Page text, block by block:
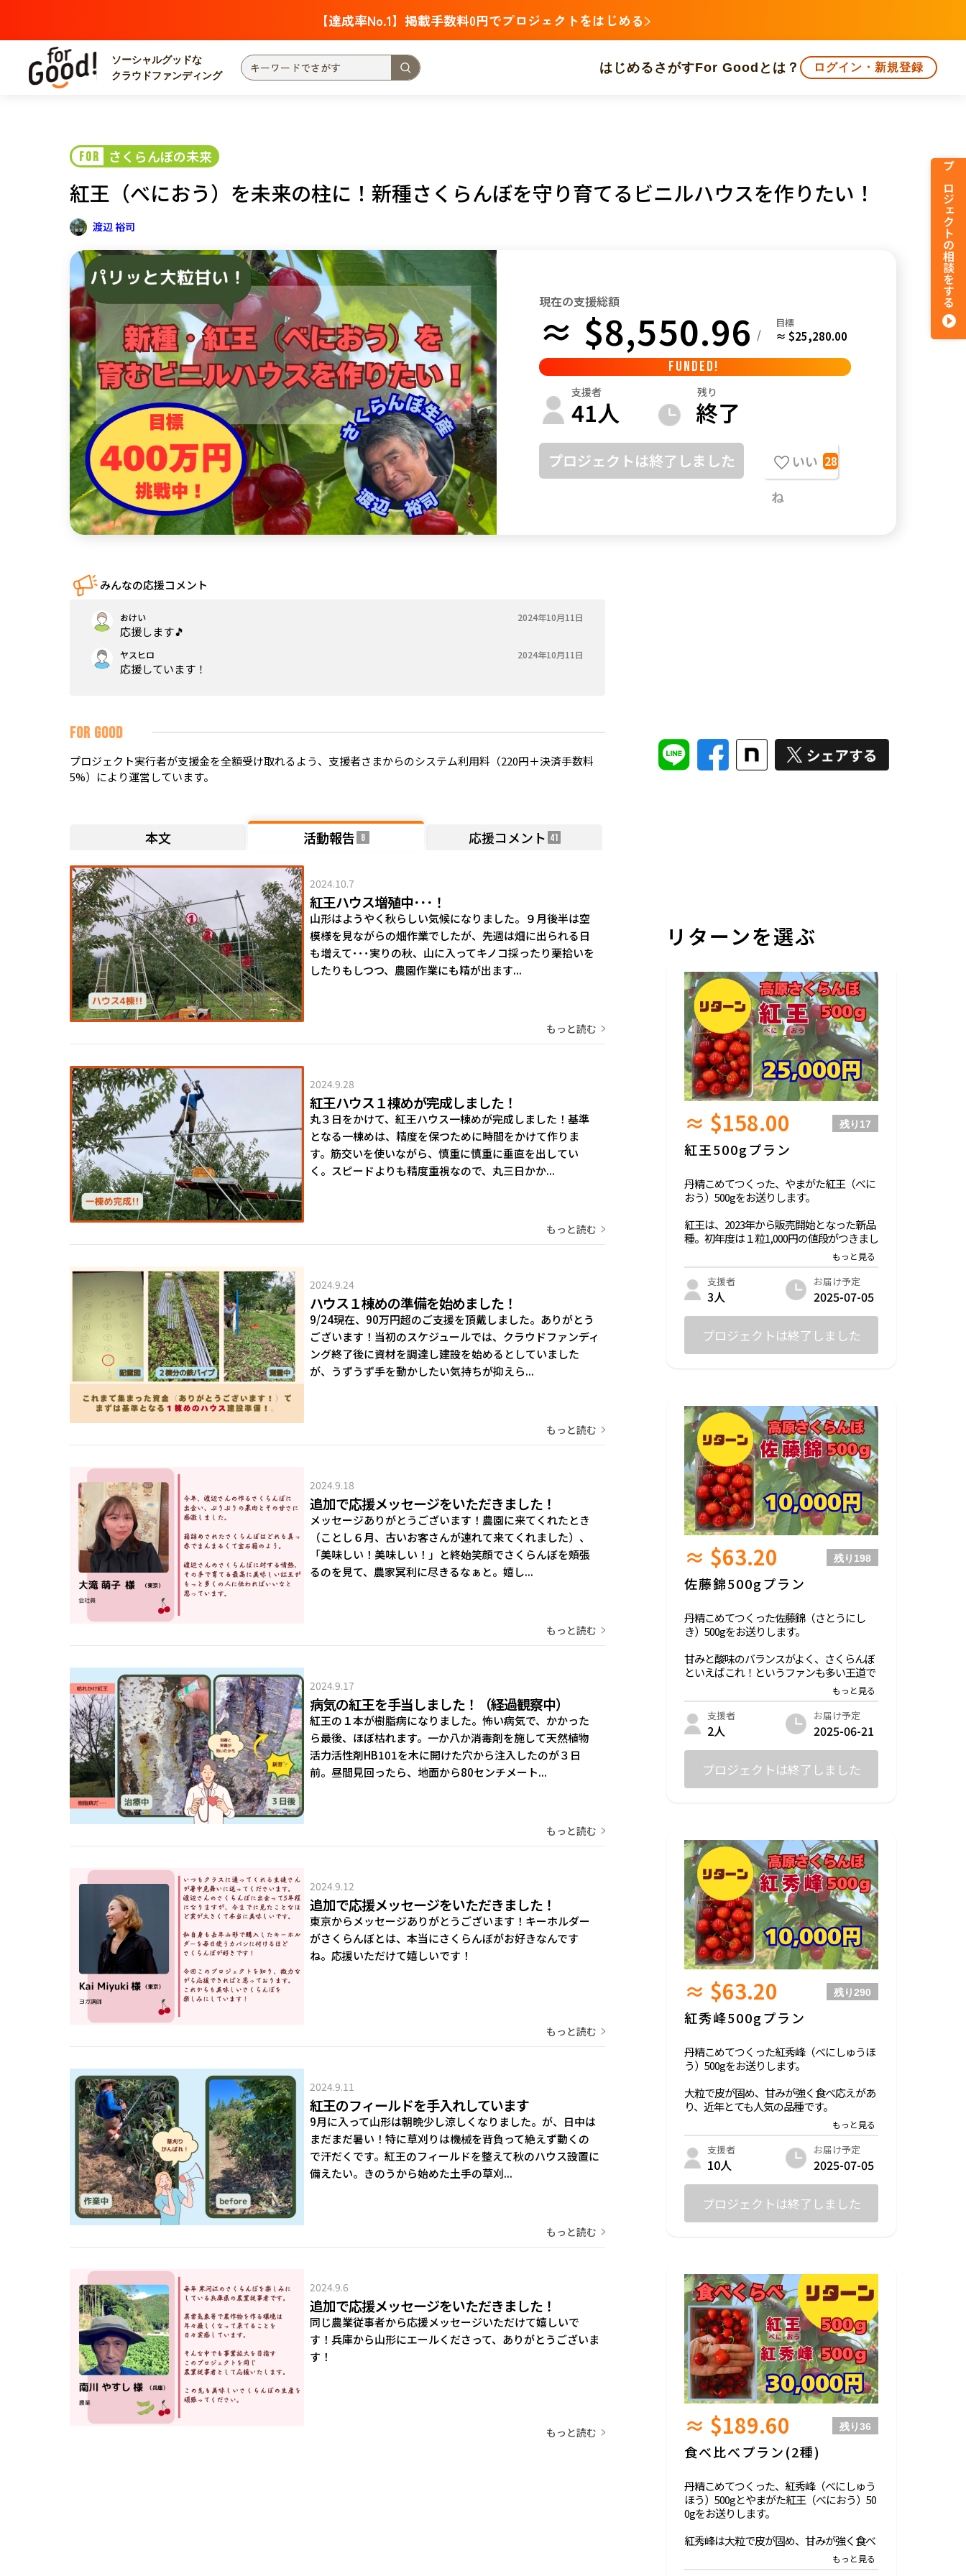
【達成率No.1】掲載手数料0円でプロジェクトをはじめる
ソーシャルグッドな
クラウドファンディング
はじめる さがすFor Goodとは？ ログイン・新規登録
カテゴリーからさがす
災害
社会貢献
地域からさがす
関東 茨城 栃木 群馬 埼玉 千葉
中部 新潟 富山 石川 福井 山梨
近畿 三重 滋賀 京都 大阪 兵庫
中国 鳥取 島根 岡山 広島 山口
四国 徳島 香川 愛媛 高知
九州・沖縄 福岡 佐賀 長崎 熊本 大分 鹿児島 沖縄
FOR さくらんぼの未来
紅王（べにおう）を未来の柱に！新種さくらんぼを守り育てるビニルハウスを作りたい！
渡辺 裕司
現在の支援総額
≈ $8,550.96 /
目標
≈ $25,280.00
FUNDED!
支援者
41人
残り
終了
プロジェクトは終了しました
いい
ね
28
みんなの応援コメント
おけい 2024年10月11日
応援します🎵
ヤスヒロ 2024年10月11日
応援しています！
FOR GOOD
プロジェクト実行者が支援金を全額受け取れるよう、支援者さまからのシステム利用料（220円＋決済手数料
5%）により運営しています。
プロジェクトの相談をする
本文 活動報告 8 応援コメント 41
2024.10.7
紅王ハウス増殖中･･･！
山形はようやく秋らしい気候になりました。９月後半は空
模様を見ながらの畑作業でしたが、先週は畑に出られる日
も増えて･･･実りの秋、山に入ってキノコ採ったり栗拾いを
したりもしつつ、農園作業にも精が出ます...
もっと読む
2024.9.28
紅王ハウス１棟めが完成しました！
丸３日をかけて、紅王ハウス一棟めが完成しました！基準
となる一棟めは、精度を保つために時間をかけて作りま
す。筋交いを使いながら、慎重に慎重に垂直を出してい
く。スピードよりも精度重視なので、丸三日かか...
もっと読む
2024.9.24
ハウス１棟めの準備を始めました！
9/24現在、90万円超のご支援を頂戴しました。ありがとう
ございます！当初のスケジュールでは、クラウドファンディ
ング終了後に資材を調達し建設を始めるとしていました
が、うずうず手を動かしたい気持ちが抑えら...
もっと読む
2024.9.18
追加で応援メッセージをいただきました！
メッセージありがとうございます！農園に来てくれたとき
（ことし６月、古いお客さんが連れて来てくれました）、
「美味しい！美味しい！」と終始笑顔でさくらんぼを頬張
るのを見て、農家冥利に尽きるなぁと。嬉し...
もっと読む
2024.9.17
病気の紅王を手当しました！（経過観察中）
紅王の１本が樹脂病になりました。怖い病気で、かかった
ら最後、ほぼ枯れます。一か八か消毒剤を施して天然植物
活力活性剤HB101を木に開けた穴から注入したのが３日
前。昼間見回ったら、地面から80センチメート...
もっと読む
2024.9.12
追加で応援メッセージをいただきました！
東京からメッセージありがとうございます！キーホルダー
がさくらんぼとは、本当にさくらんぼがお好きなんです
ね。応援いただけて嬉しいです！
もっと読む
2024.9.11
紅王のフィールドを手入れしています
9月に入って山形は朝晩少し涼しくなりました。が、日中は
まだまだ暑い！特に草刈りは機械を背負って絶えず動くの
で汗だくです。紅王のフィールドを整えて秋のハウス設置に
備えたい。きのうから始めた土手の草刈...
もっと読む
2024.9.6
追加で応援メッセージをいただきました！
同じ農業従事者から応援メッセージいただけて嬉しいで
す！兵庫から山形にエールくださって、ありがとうございま
す！
もっと読む
リターンを選ぶ
≈ $158.00 残り 17
紅王500gプラン
丹精こめてつくった、やまがた紅王（べに
おう）500gをお送りします。
紅王は、2023年から販売開始となった新品
種。初年度は１粒1,000円の値段がつきまし
た。規格は2L（25ｍｍ）以上となる大玉
で、ツヤがあり、パリッとした食感と上品
な甘さが特徴。高原さくらんぼの紅王は一
般のものより甘みが強めです。発送時期は
６月下旬～７月中旬を見込んでおります。
木が若いため、収量が少なく数に限りがあ
支援者
3人
お届け予定
2025-07-05
プロジェクトは終了しました
≈ $63.20 残り 198
佐藤錦500gプラン
丹精こめてつくった佐藤錦（さとうにし
き）500gをお送りします。
甘みと酸味のバランスがよく、さくらんぼ
といえばこれ！というファンも多い王道で
わたなべ農園のなかでは一番早い出荷時期
となります。発送時期は６月中下旬を見込
んでおります。
支援者
2人
お届け予定
2025-06-21
プロジェクトは終了しました
≈ $63.20 残り290
紅秀峰500gプラン
丹精こめてつくった紅秀峰（べにしゅうほ
う）500gをお送りします。
大粒で皮が固め、甘みが強く食べ応えがあ
り、近年とても人気の品種です。
佐藤錦が終わるころに出荷するものです。
発送時期は６月下旬～７月中旬を見込んで
おります。
支援者
10人
お届け予定
2025-07-05
プロジェクトは終了しました
≈ $189.60 残り36
食べ比べプラン(2種)
丹精こめてつくった、紅秀峰（べにしゅう
ほう）500gとやまがた紅王（べにおう）50
0gをお送りします。
紅秀峰は大粒で皮が固め、甘みが強く食べ
応えがあり、近年は佐藤錦を凌ぐ人気。紅
王はツヤがあり、パリッとした食感と上品